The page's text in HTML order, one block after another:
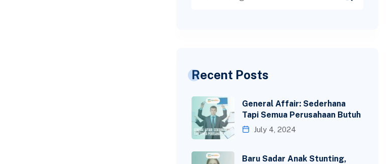
Recent Posts
General Affair: Sederhana
Tapi Semua Perusahaan Butuh
July 4, 2024
Baru Sadar Anak Stunting,